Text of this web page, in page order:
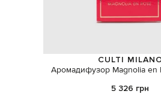
CULTI
Аромадифузор Magnolia en
5 326 грн